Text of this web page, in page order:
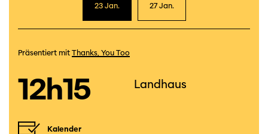
23 Jan. 27 Jan.
Präsentiert mit Thanks, You Too
12h15 Landhaus
Kalender